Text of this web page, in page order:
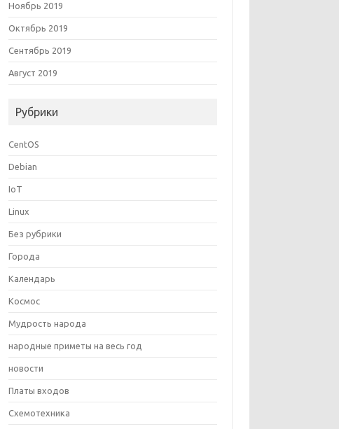
Ноябрь 2019
Октябрь 2019
Сентябрь 2019
Август 2019
Рубрики
CentOS
Debian
IoT
Linux
Без рубрики
Города
Календарь
Космос
Мудрость народа
народные приметы на весь год
новости
Платы входов
Схемотехника